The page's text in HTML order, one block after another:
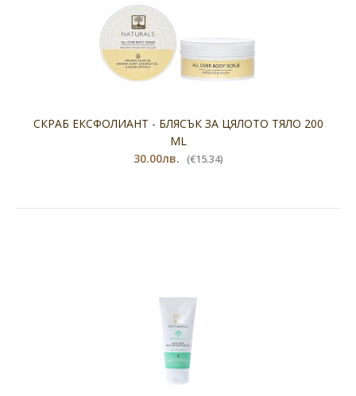
СКРАБ ЕКСФОЛИАНТ - БЛЯСЪК ЗА ЦЯЛОТО ТЯЛО 200
ML
30.00лв. (€15.34)